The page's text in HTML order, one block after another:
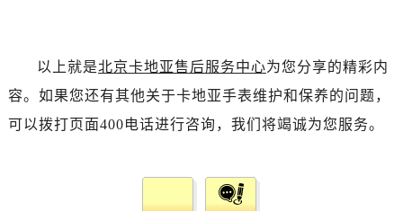
以上就是北京卡地亚售后服务中心为您分享的精彩内
容。如果您还有其他关于卡地亚手表维护和保养的问题，
可以拨打页面400电话进行咨询，我们将竭诚为您服务。